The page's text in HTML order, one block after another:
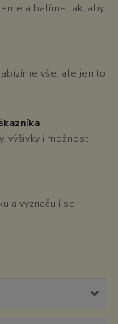
a balíme tak, aby
vše, ale jen to
výšivky i možnost
a vyznačují se